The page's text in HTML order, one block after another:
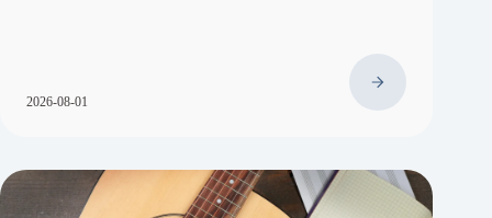
2026-08-01